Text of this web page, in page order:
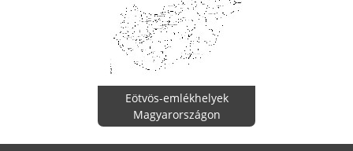
Eötvös-emlékhelyek
Magyarországon